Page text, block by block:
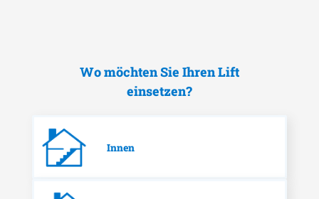
Wo möchten Sie Ihren Lift
einsetzen?
Innen